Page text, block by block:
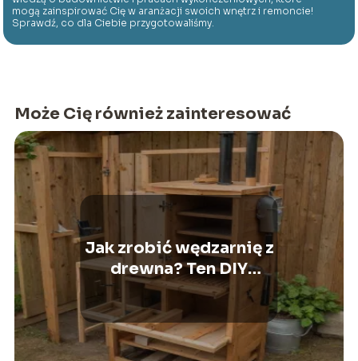
mogą zainspirować Cię w aranżacji swoich wnętrz i remoncie!
Sprawdź, co dla Ciebie przygotowaliśmy.
Może Cię również zainteresować
Jak zrobić wędzarnię z
drewna? Ten DIY
poradnik musisz znać!